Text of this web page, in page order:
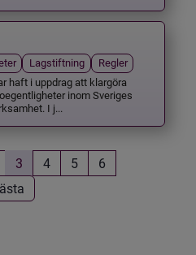
Lagstiftning
Regler
haft i uppdrag att klargöra
inom Sveriges
I j...
3 4 5
6